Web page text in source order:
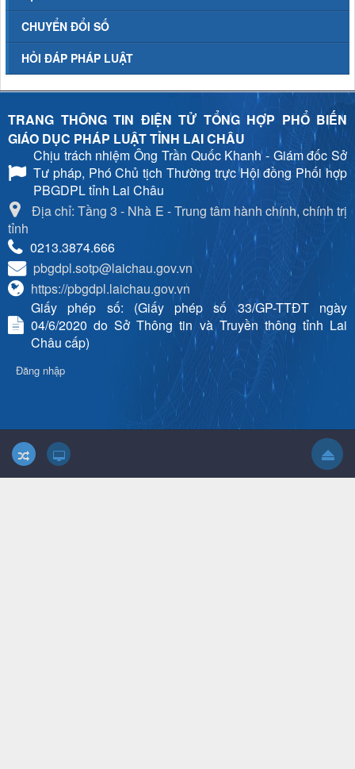
CHUYỂN ĐỔI SỐ
HỎI ĐÁP PHÁP LUẬT
TRANG THÔNG TIN ĐIỆN TỬ TỔNG HỢP PHỔ BIẾN
GIÁO DỤC PHÁP LUẬT TỈNH LAI CHÂU
Chịu trách nhiệmÔng Trần Quốc Khanh - Giám đốc Sở
Tư pháp, Phó Chủ tịch Thường trực Hội đồng Phối hợp
PBGDPL tỉnh Lai Châu
Địa chỉ: Tầng 3 - Nhà E - Trung tâm hành chính, chính trị
tỉnh
0213.3874.666
pbgdpl.sotp@laichau.gov.vn
https://pbgdpl.laichau.gov.vn
Giấy phép số: (Giấy phép số 33/GP-TTĐT ngày
04/6/2020 do Sở Thông tin và Truyền thông tỉnh Lai
Châu cấp)
Đăng nhập